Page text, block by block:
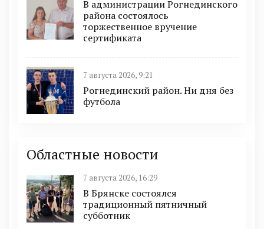
В администрации Рогнединского
района состоялось
торжественное вручение
сертификата
7 августа 2026, 9:21
Рогнединский район. Ни дня без
футбола
Областные новости
7 августа 2026, 16:29
В Брянске состоялся
традиционный пятничный
субботник